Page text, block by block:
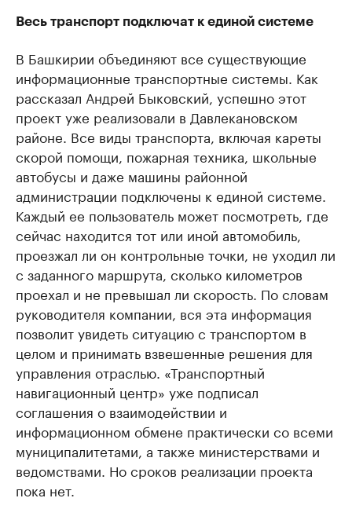
Весь транспорт подключат к единой системе
В Башкирии объединяют все существующие
информационные транспортные системы. Как
рассказал Андрей Быковский, успешно этот
проект уже реализовали в Давлекановском
районе. Все виды транспорта, включая кареты
скорой помощи, пожарная техника, школьные
автобусы и даже машины районной
администрации подключены к единой системе.
Каждый ее пользователь может посмотреть, где
сейчас находится тот или иной автомобиль,
проезжал ли он контрольные точки, не уходил ли
с заданного маршрута, сколько километров
проехал и не превышал ли скорость. По словам
руководителя компании, вся эта информация
позволит увидеть ситуацию с транспортом в
целом и принимать взвешенные решения для
управления отраслью. «Транспортный
навигационный центр» уже подписал
соглашения о взаимодействии и
информационном обмене практически со всеми
муниципалитетами, а также министерствами и
ведомствами. Но сроков реализации проекта
пока нет.